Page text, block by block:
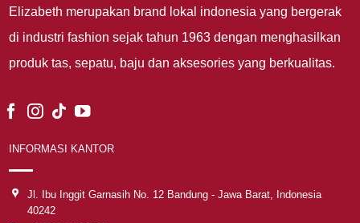
Elizabeth merupakan brand lokal indonesia yang bergerak
di industri fashion sejak tahun 1963 dengan menghasilkan
produk tas, sepatu, baju dan aksesories yang berkualitas.
INFORMASI KANTOR
Jl. Ibu Inggit Garnasih No. 12 Bandung - Jawa Barat, Indonesia
40242